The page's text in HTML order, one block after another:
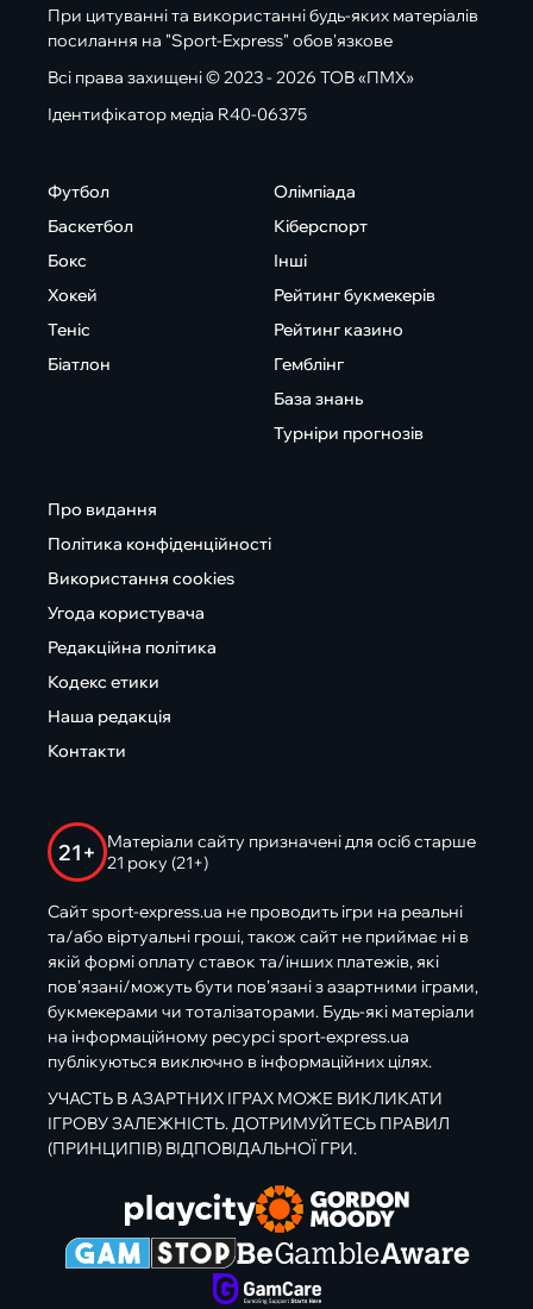
При цитуванні та використанні будь-яких матеріалів
посилання на "Sport-Express" обов'язкове
Всі права захищені © 2023 - 2026 ТОВ «ПМХ»
Ідентифікатор медіа R40-06375
Футбол
Баскетбол
Бокс
Хокей
Теніс
Біатлон
Олімпіада
Кіберспорт
Інші
Рейтинг букмекерів
Рейтинг казино
Гемблінг
База знань
Турніри прогнозів
Про видання
Політика конфіденційності
Використання cookies
Угода користувача
Редакційна політика
Кодекс етики
Наша редакція
Контакти
21+
Матеріали сайту призначені для осіб старше
21 року (21+)
Сайт sport-express.ua не проводить ігри на реальні
та/або віртуальні гроші, також сайт не приймає ні в
якій формі оплату ставок та/інших платежів, які
пов’язані/можуть бути пов’язані з азартними іграми,
букмекерами чи тоталізаторами. Будь-які матеріали
на інформаційному ресурсі sport-express.ua
публікуються виключно в інформаційних цілях.
УЧАСТЬ В АЗАРТНИХ ІГРАХ МОЖЕ ВИКЛИКАТИ
ІГРОВУ ЗАЛЕЖНІСТЬ. ДОТРИМУЙТЕСЬ ПРАВИЛ
(ПРИНЦИПІВ) ВІДПОВІДАЛЬНОЇ ГРИ.